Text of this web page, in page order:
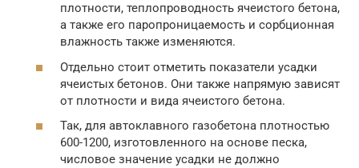
плотности, теплопроводность ячеистого бетона,
а также его паропроницаемость и сорбционная
влажность также изменяются.
Отдельно стоит отметить показатели усадки
ячеистых бетонов. Они также напрямую зависят
от плотности и вида ячеистого бетона.
Так, для автоклавного газобетона плотностью
600-1200, изготовленного на основе песка,
числовое значение усадки не должно